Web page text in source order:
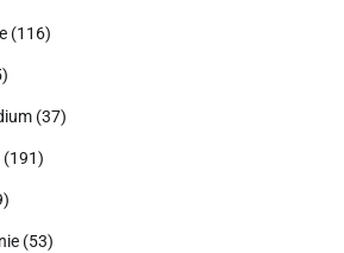
(116)
(37)
(191)
(53)